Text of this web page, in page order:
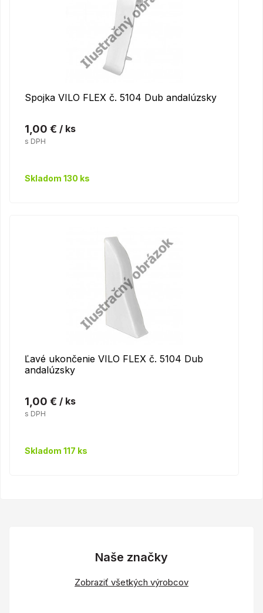
Spojka VILO FLEX č. 5104 Dub andalúzsky
1,00 € / ks
s DPH
Skladom 130 ks
Ľavé ukončenie VILO FLEX č. 5104 Dub
andalúzsky
1,00 € / ks
s DPH
Skladom 117 ks
Naše značky
Zobraziť všetkých výrobcov